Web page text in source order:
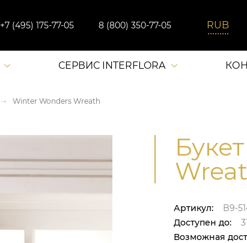
+7 (495) 175-77-05 8 (800) 350-77-05
СЕРВИС INTERFLORA
Winter Wonders Wreath
Артикул:
B9-
Доступен до:
Возможная